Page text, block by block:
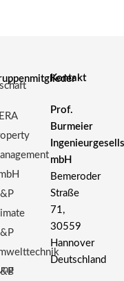
Kontakt
Prof.
Burmeier
mbH
Bemeroder
Straße
71,
30559
Hannover
Deutschland